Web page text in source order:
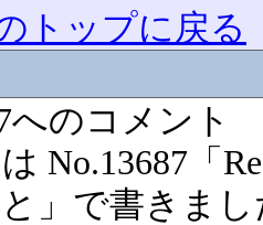
トップに戻る
へのコメント
No.13687「
」で書きまし